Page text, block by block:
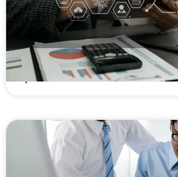
Como abrir uma Factoring?
operacional e financeiro